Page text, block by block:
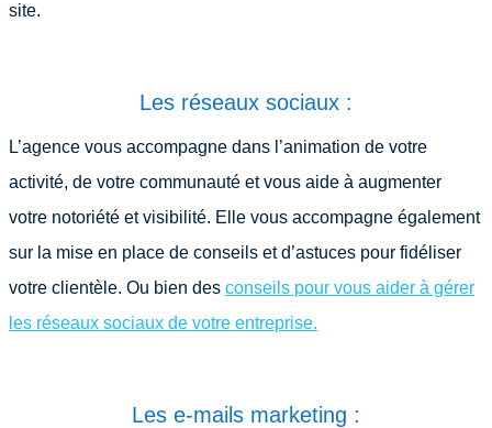
site.
Les réseaux sociaux :
L’agence vous accompagne dans l’animation de votre
activité, de votre communauté et vous aide à augmenter
votre notoriété et visibilité. Elle vous accompagne également
sur la mise en place de conseils et d’astuces pour fidéliser
votre clientèle. Ou bien des conseils pour vous aider à gérer
les réseaux sociaux de votre entreprise.
Les e-mails marketing :